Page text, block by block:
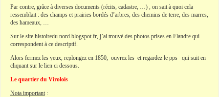
Par contre, grâce à diverses documents (récits, cadastre, …) , on sait à quoi cela
ressemblait : des champs et prairies bordés d’arbres, des chemins de terre, des marres,
des hameaux, …
Sur le site histoiredu nord.blogspot.fr, j’ai trouvé des photos prises en Flandre qui
correspondent à ce descriptif.
Alors fermez les yeux, replongez en 1850, ouvrez les et regardez le pps qui suit en
cliquant sur le lien ci dessous.
Le quartier du Virolois
Nota important :